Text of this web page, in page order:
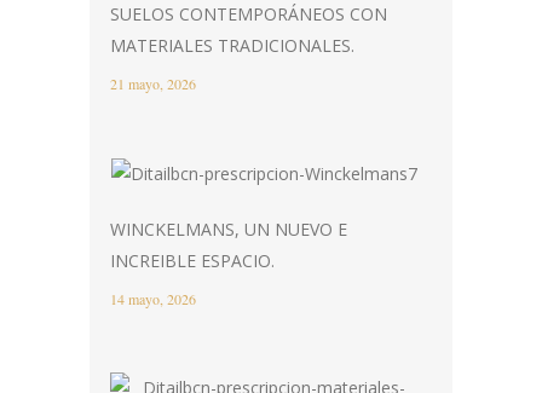
SUELOS CONTEMPORÁNEOS CON
MATERIALES TRADICIONALES.
21 mayo, 2026
WINCKELMANS, UN NUEVO E
INCREIBLE ESPACIO.
14 mayo, 2026